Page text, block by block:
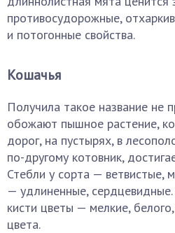
противосудорожные,
и потогонные свойства.
Кошачья
Получила такое название не
обожают пышное растение,
дорог, на пустырях, в
по-другому котовник,
Стебли у сорта — ветвистые,
— удлиненные,
кисти цветы — мелкие,
цвета.